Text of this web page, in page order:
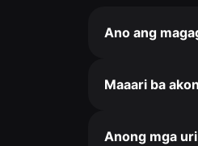
Ano ang
Maaari ba
Anong mga